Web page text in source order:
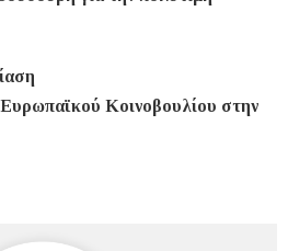
Κοινοβουλίου στην